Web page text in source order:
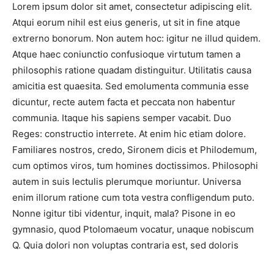
Lorem ipsum dolor sit amet, consectetur adipiscing elit.
Atqui eorum nihil est eius generis, ut sit in fine atque
extrerno bonorum. Non autem hoc: igitur ne illud quidem.
Atque haec coniunctio confusioque virtutum tamen a
philosophis ratione quadam distinguitur. Utilitatis causa
amicitia est quaesita. Sed emolumenta communia esse
dicuntur, recte autem facta et peccata non habentur
communia. Itaque his sapiens semper vacabit. Duo
Reges: constructio interrete. At enim hic etiam dolore.
Familiares nostros, credo, Sironem dicis et Philodemum,
cum optimos viros, tum homines doctissimos. Philosophi
autem in suis lectulis plerumque moriuntur. Universa
enim illorum ratione cum tota vestra confligendum puto.
Nonne igitur tibi videntur, inquit, mala? Pisone in eo
gymnasio, quod Ptolomaeum vocatur, unaque nobiscum
Q. Quia dolori non voluptas contraria est, sed doloris